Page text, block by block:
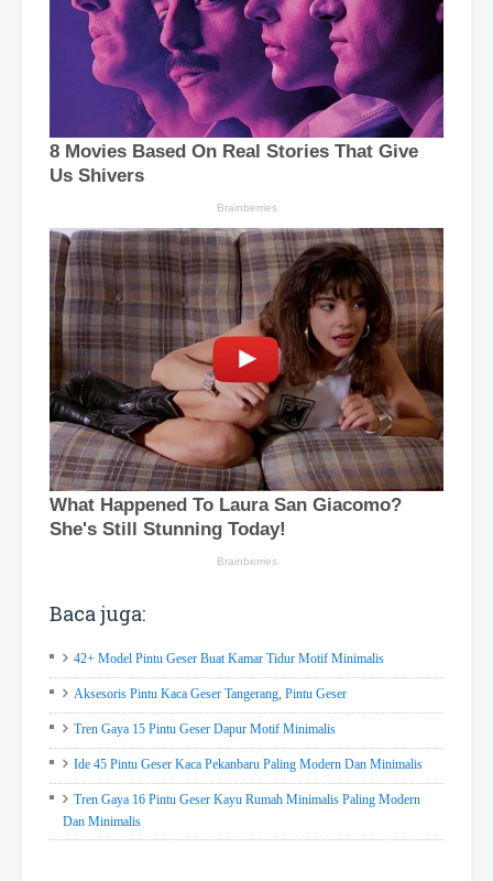
Baca juga:
42+ Model Pintu Geser Buat Kamar Tidur Motif Minimalis
Aksesoris Pintu Kaca Geser Tangerang, Pintu Geser
Tren Gaya 15 Pintu Geser Dapur Motif Minimalis
Ide 45 Pintu Geser Kaca Pekanbaru Paling Modern Dan Minimalis
Tren Gaya 16 Pintu Geser Kayu Rumah Minimalis Paling Modern
Dan Minimalis